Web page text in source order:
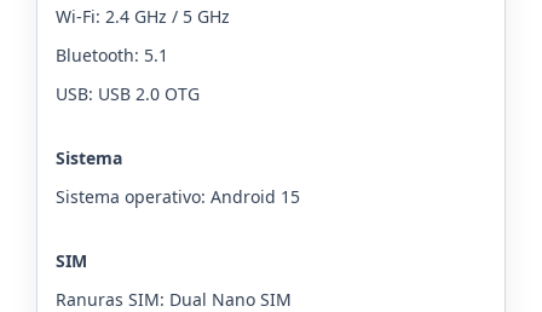
Wi-Fi: 2.4 GHz / 5 GHz
Bluetooth: 5.1
USB: USB 2.0 OTG
Sistema
Sistema operativo: Android 15
SIM
Ranuras SIM: Dual Nano SIM